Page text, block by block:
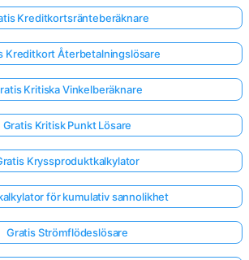
Kreditkortsränteberäknare
Kreditkort Återbetalningslösare
Kritiska Vinkelberäknare
Gratis Kritisk Punkt Lösare
Kryssproduktkalkylator
för kumulativ sannolikhet
Gratis Strömflödeslösare